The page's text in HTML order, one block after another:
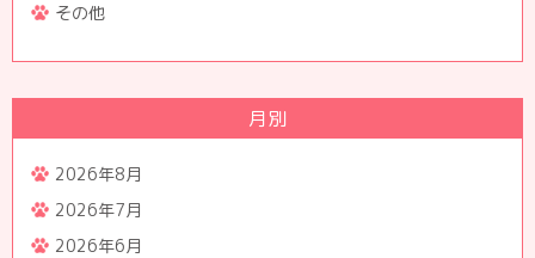
その他
月別
2026年8月
2026年7月
2026年6月